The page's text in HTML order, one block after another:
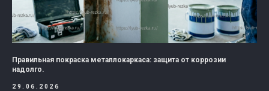
Правильная покраска металлокаркаса: защита от коррозии
надолго.
29.06.2026